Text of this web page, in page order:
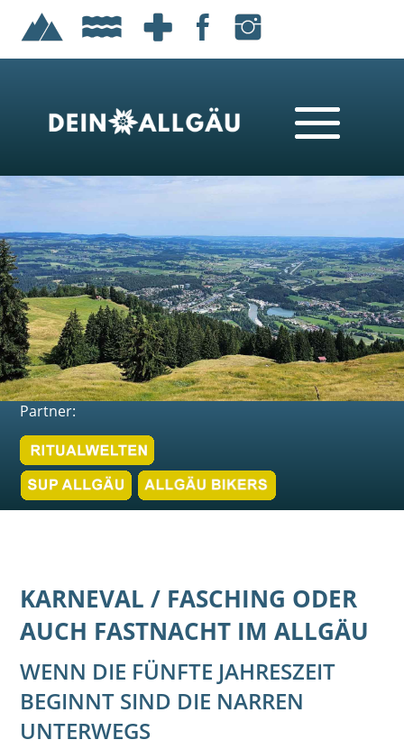
Partner:
KARNEVAL / FASCHING ODER
AUCH FASTNACHT IM ALLGÄU
WENN DIE FÜNFTE JAHRESZEIT
BEGINNT SIND DIE NARREN
UNTERWEGS